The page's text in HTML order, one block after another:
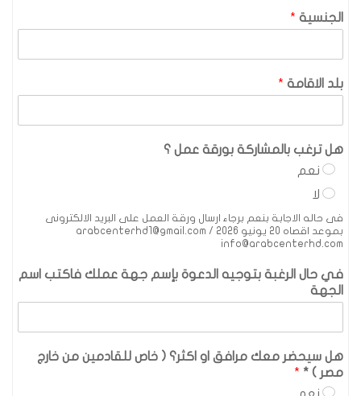
الجنسية *
بلد الاقامة *
هل ترغب بالمشاركة بورقة عمل ؟
نعم
لا
فى حاله الاجابة بنعم برجاء ارسال ورقة العمل على البريد الالكترونى
بموعد اقصاه 20 يونيو 2026 arabcenterhd1@gmail.com /
info@arabcenterhd.com
في حال الرغبة بتوجيه الدعوة بإسم جهة عملك فاكتب اسم
الجهة
هل سيحضر معك مرافق او اكثر؟ ( خاص للقادمين من خارج
مصر ) * *